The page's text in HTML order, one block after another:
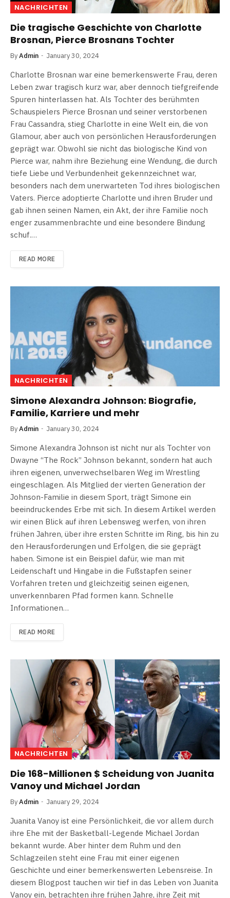
NACHRICHTEN
Die tragische Geschichte von Charlotte
Brosnan, Pierce Brosnans Tochter
ByAdmin January 30, 2024
Charlotte Brosnan war eine bemerkenswerte Frau, deren
Leben zwar tragisch kurz war, aber dennoch tiefgreifende
Spuren hinterlassen hat. Als Tochter des berühmten
Schauspielers Pierce Brosnan und seiner verstorbenen
Frau Cassandra, stieg Charlotte in eine Welt ein, die von
Glamour, aber auch von persönlichen Herausforderungen
geprägt war. Obwohl sie nicht das biologische Kind von
Pierce war, nahm ihre Beziehung eine Wendung, die durch
tiefe Liebe und Verbundenheit gekennzeichnet war,
besonders nach dem unerwarteten Tod ihres biologischen
Vaters. Pierce adoptierte Charlotte und ihren Bruder und
gab ihnen seinen Namen, ein Akt, der ihre Familie noch
enger zusammenbrachte und eine besondere Bindung
schuf​​.…
READ MORE
NACHRICHTEN
Simone Alexandra Johnson: Biografie,
Familie, Karriere und mehr
ByAdmin January 30, 2024
Simone Alexandra Johnson ist nicht nur als Tochter von
Dwayne “The Rock” Johnson bekannt, sondern hat auch
ihren eigenen, unverwechselbaren Weg im Wrestling
eingeschlagen. Als Mitglied der vierten Generation der
Johnson-Familie in diesem Sport, trägt Simone ein
beeindruckendes Erbe mit sich. In diesem Artikel werden
wir einen Blick auf ihren Lebensweg werfen, von ihren
frühen Jahren, über ihre ersten Schritte im Ring, bis hin zu
den Herausforderungen und Erfolgen, die sie geprägt
haben. Simone ist ein Beispiel dafür, wie man mit
Leidenschaft und Hingabe in die Fußstapfen seiner
Vorfahren treten und gleichzeitig seinen eigenen,
unverkennbaren Pfad formen kann. Schnelle
Informationen…
READ MORE
NACHRICHTEN
Die 168-Millionen $ Scheidung von Juanita
Vanoy und Michael Jordan
ByAdmin January 29, 2024
Juanita Vanoy ist eine Persönlichkeit, die vor allem durch
ihre Ehe mit der Basketball-Legende Michael Jordan
bekannt wurde. Aber hinter dem Ruhm und den
Schlagzeilen steht eine Frau mit einer eigenen
Geschichte und einer bemerkenswerten Lebensreise. In
diesem Blogpost tauchen wir tief in das Leben von Juanita
Vanoy ein, betrachten ihre frühen Jahre, ihre Zeit mit